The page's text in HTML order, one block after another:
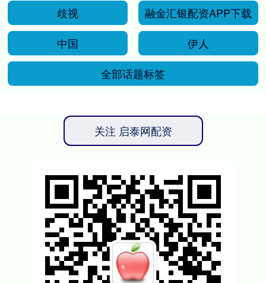
歧视
融金汇银配资APP下载
中国
伊人
全部话题标签
关注 启泰网配资